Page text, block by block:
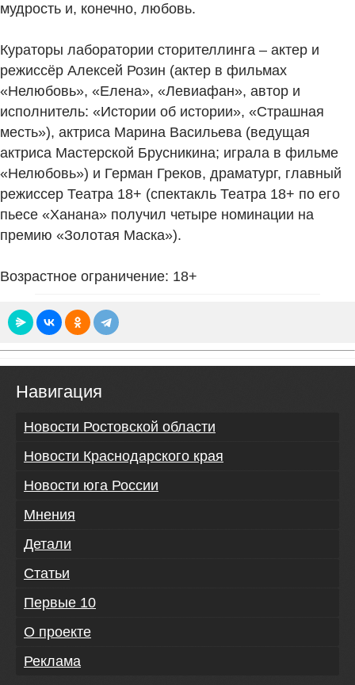
мудрость и, конечно, любовь.
Кураторы лаборатории сторителлинга – актер и
режиссёр Алексей Розин (актер в фильмах
«Нелюбовь», «Елена», «Левиафан», автор и
исполнитель: «Истории об истории», «Страшная
месть»), актриса Марина Васильева (ведущая
актриса Мастерской Брусникина; играла в фильме
«Нелюбовь») и Герман Греков, драматург, главный
режиссер Театра 18+ (спектакль Театра 18+ по его
пьесе «Ханана» получил четыре номинации на
премию «Золотая Маска»).
Возрастное ограничение: 18+
Навигация
Новости Ростовской области
Новости Краснодарского края
Новости юга России
Мнения
Детали
Статьи
Первые 10
О проекте
Реклама